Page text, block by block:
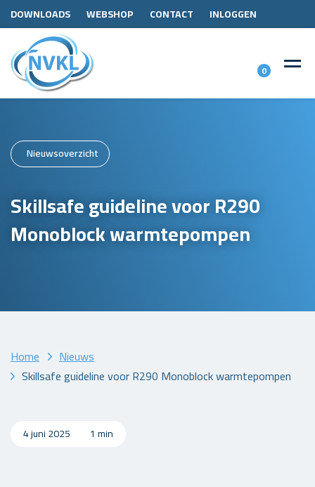
DOWNLOADS WEBSHOP CONTACT INLOGGEN
0
Nieuwsoverzicht
Skillsafe guideline voor R290
Monoblock warmtepompen
Home
Nieuws
Skillsafe guideline voor R290 Monoblock warmtepompen
4 juni 2025 1 min